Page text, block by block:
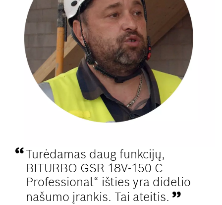
Turėdamas daug funkcijų,
BITURBO GSR 18V-150 C
Professional“ išties yra didelio
našumo įrankis. Tai ateitis.